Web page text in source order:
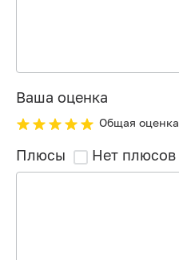
Ваша оценка
Общая оценка
Плюсы Нет плюсов